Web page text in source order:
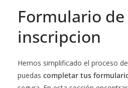
Formulario de
inscripcion
Hemos simplificado el proceso
puedas completar tus